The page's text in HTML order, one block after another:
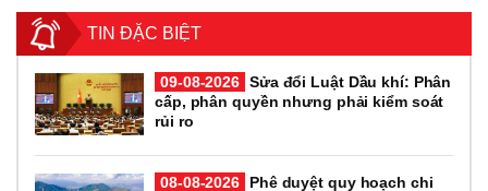
TIN ĐẶC BIỆT
09-08-2026 Sửa đổi Luật Dầu khí: Phân
cấp, phân quyền nhưng phải kiểm soát
rủi ro
08-08-2026
Phê duyệt quy hoạch chi